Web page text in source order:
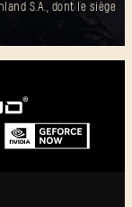
S.A., dont le siège